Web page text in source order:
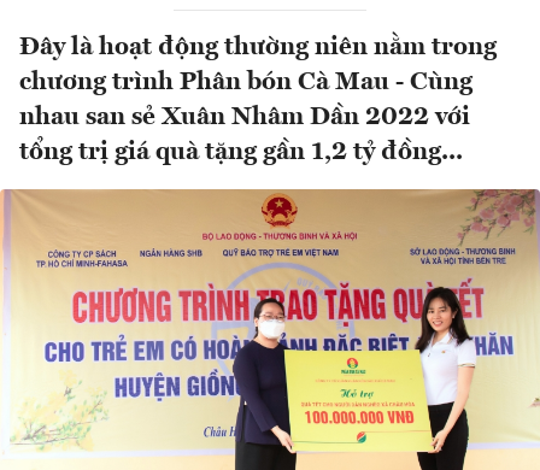
Đây là hoạt động thường niên nằm trong
chương trình Phân bón Cà Mau - Cùng
nhau san sẻ Xuân Nhâm Dần 2022 với
tổng trị giá quà tặng gần 1,2 tỷ đồng...